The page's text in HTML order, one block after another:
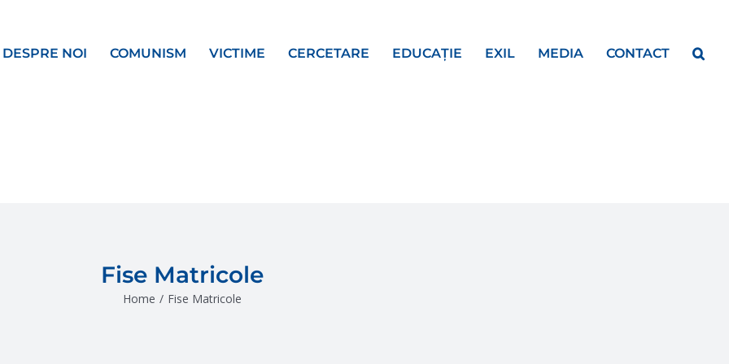
DESPRE NOI COMUNISM VICTIME CERCETARE EDUCAȚIE EXIL MEDIA CONTACT
Fise Matricole
Home / Fise Matricole